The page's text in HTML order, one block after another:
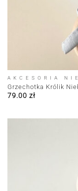
AKCESORIA
Grzechotka Królik
79.00 zł